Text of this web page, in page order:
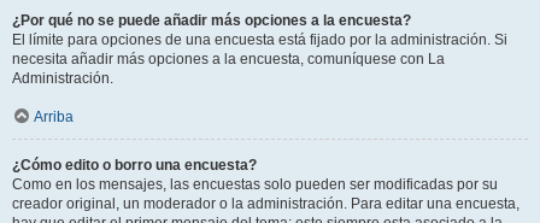
¿Por qué no se puede añadir más opciones a la encuesta?
El límite para opciones de una encuesta está fijado por la administración. Si
necesita añadir más opciones a la encuesta, comuníquese con La
Administración.
Arriba
¿Cómo edito o borro una encuesta?
Como en los mensajes, las encuestas solo pueden ser modificadas por su
creador original, un moderador o la administración. Para editar una encuesta,